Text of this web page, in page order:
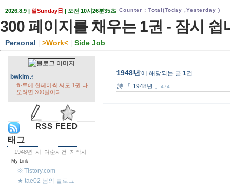
2026.8.9 | 일Sunday日 | 오전 10시26분35초 Counter : Total(Today , Yesterday )
300 페이지를 채우는 1권 - 잠시 쉽
Personal >Work< Side Job
bwkim♬
하루에 한페이씩 써도 1권 나
오려면 300일이다.
RSS FEED
태그
1948년 시 여순사건 자작시
My Link
※ Tistory.com
★ tae02 님의 블로그
'1948년 '에 해당되는 글 1건
詩 「 1948년 」
474